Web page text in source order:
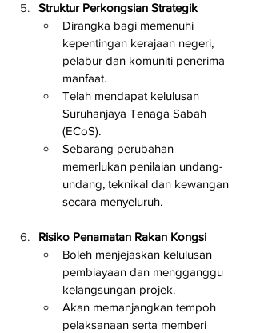
Struktur Perkongsian Strategik
Dirangka bagi memenuhi
kepentingan kerajaan negeri,
pelabur dan komuniti penerima
manfaat.
Telah mendapat kelulusan
Suruhanjaya Tenaga Sabah
(ECoS).
Sebarang perubahan
memerlukan penilaian undang-
undang, teknikal dan kewangan
secara menyeluruh.
Risiko Penamatan Rakan Kongsi
Boleh menjejaskan kelulusan
pembiayaan dan mengganggu
kelangsungan projek.
Akan memanjangkan tempoh
pelaksanaan serta memberi